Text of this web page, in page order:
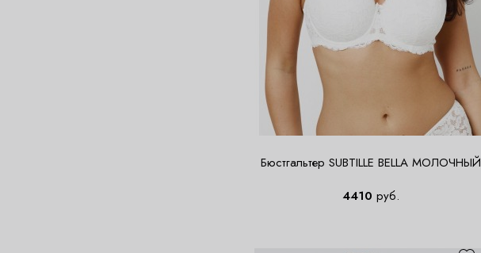
Бюстгальтер SUBTILLE BELLA МОЛОЧНЫЙ
4410 руб.